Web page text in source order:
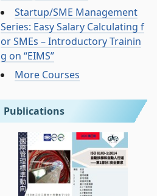
Startup/SME Management
Series: Easy Salary Calculating f
or SMEs – Introductory Trainin
g on “EIMS”
More Courses
Publications